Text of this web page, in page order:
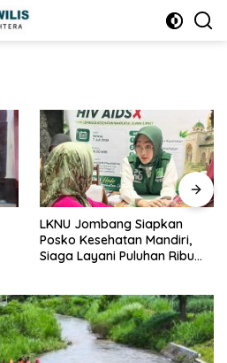
LKNU Jombang Siapkan
Posko Kesehatan Mandiri,
Siaga Layani Puluhan Ribu